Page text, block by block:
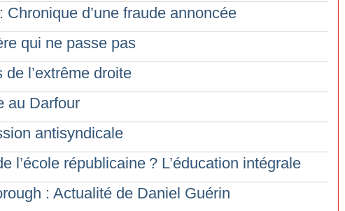
d’une fraude annoncée
qui ne passe pas
l’extrême droite
au Darfour
antisyndicale
l’école républicaine ? L’éducation intégrale
: Actualité de Daniel Guérin